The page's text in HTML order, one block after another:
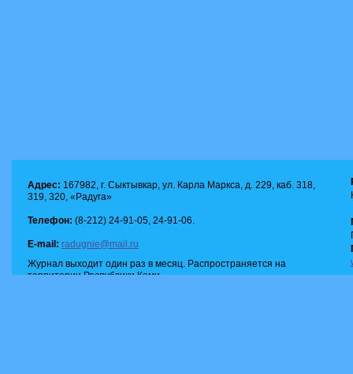
Адрес: 167982, г. Сыктывкар, ул. Карла Маркса, д. 229, каб. 318,
319, 320, «Радуга»
Телефон: (8-212) 24-91-05, 24-91-06.
E-mail: radugnie@mail.ru
Журнал выходит один раз в месяц. Распространяется на
территории Республики Коми.